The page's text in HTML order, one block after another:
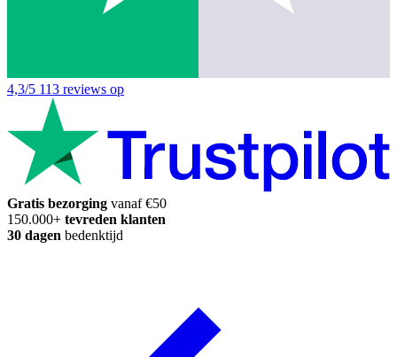
4,3/5 113 reviews op
Gratis bezorging vanaf €50
150.000+ tevreden klanten
30 dagen bedenktijd